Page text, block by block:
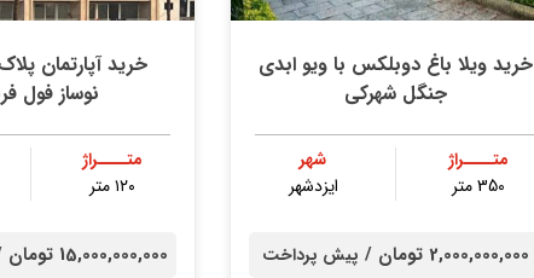
خرید ویلا باغ دوبلکس با ویو ابدی
جنگل شهرکی
متــــراژ
350 متر
شهر
ایزدشهر
2,000,000,000 تومان / پیش پرداخت
خرید آپارتمان
نوساز فول
متــــراژ
۱۲۰ متر
15,000,000,000 تومان /